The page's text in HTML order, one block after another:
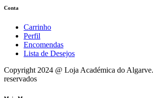
Conta
Carrinho
Perfil
Encomendas
Lista de Desejos
Copyright 2024 @ Loja Académica do
reservados